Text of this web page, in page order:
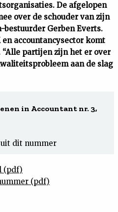
De afgelopen
over de schouder van zijn
Gerben Everts.
accountancysector komt
“Alle partijen zijn het er over
aan de slag
in Accountant nr. 3,
dit nummer
(pdf)
(pdf)